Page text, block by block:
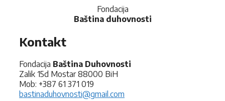
Fondacija
Baština duhovnosti
Kontakt
Fondacija Baština Duhovnosti
Zalik 15d Mostar 88000 BiH
Mob: +387 61 371 019
bastinaduhovnosti@gmail.com